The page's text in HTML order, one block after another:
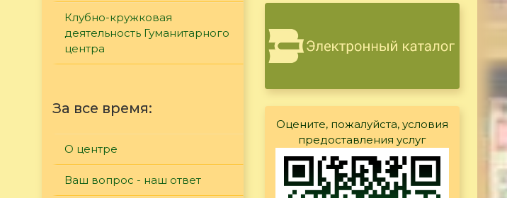
Клубно-кружковая
деятельность Гуманитарного
центра
За все время:
О центре
Ваш вопрос - наш ответ
Оцените, пожалуйста, условия
предоставления услуг